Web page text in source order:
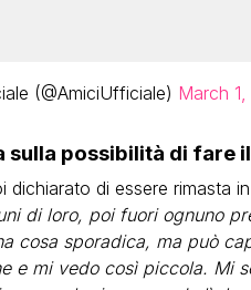
(@AmiciUfficiale) March 1,
sulla possibilità di fare
dichiarato di essere rimasta
di loro, poi fuori ognuno
cosa sporadica, ma può
e mi vedo così piccola. Mi